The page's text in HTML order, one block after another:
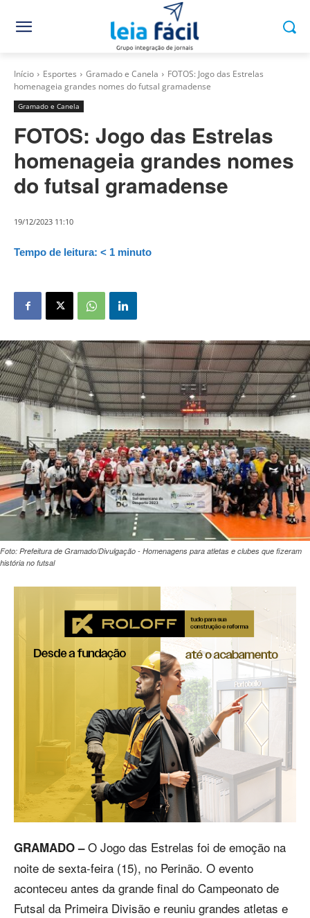
Início Esportes Gramado e Canela
FOTOS: Jogo das Estrelas
homenageia grandes nomes do futsal gramadense
Gramado e Canela
FOTOS: Jogo das Estrelas
homenageia grandes nomes
do futsal gramadense
19/12/2023 11:10
Tempo de leitura: < 1 minuto
Foto: Prefeitura de Gramado/Divulgação - Homenagens para atletas e clubes que fizeram
história no futsal
GRAMADO –O Jogo das Estrelas foi de emoção na
noite de sexta-feira (15), no Perinão. O evento
aconteceu antes da grande final do Campeonato de
Futsal da Primeira Divisão e reuniu grandes atletas e